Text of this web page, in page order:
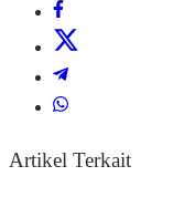
Artikel Terkait